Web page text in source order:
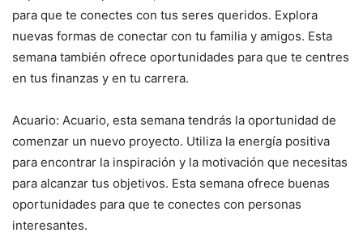
para que te conectes con tus seres queridos. Explora
nuevas formas de conectar con tu familia y amigos. Esta
semana también ofrece oportunidades para que te centres
en tus finanzas y en tu carrera.
Acuario: Acuario, esta semana tendrás la oportunidad de
comenzar un nuevo proyecto. Utiliza la energía positiva
para encontrar la inspiración y la motivación que necesitas
para alcanzar tus objetivos. Esta semana ofrece buenas
oportunidades para que te conectes con personas
interesantes.